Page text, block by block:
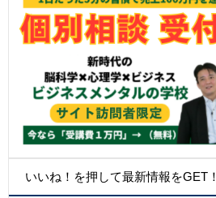
いいね！を押して最新情報をGET！